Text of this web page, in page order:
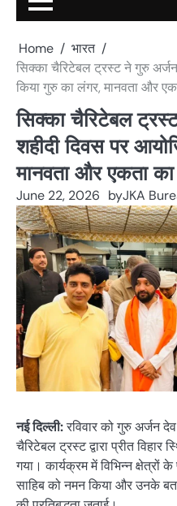
Home
भारत
सिक्का चैरिटेबल ट्रस्ट ने गुरु
किया गुरु का लंगर, मानवता और
सिक्का चैरिटेबल
शहीदी दिवस पर
मानवता और एकता
June 22, 2026 byJKA
नई दिल्ली:रविवार को गुरु अर्जन
चैरिटेबल ट्रस्ट द्वारा प्रीत
गया। कार्यक्रम में विभिन्न क्षेत्रों
साहिब को नमन किया और उनके